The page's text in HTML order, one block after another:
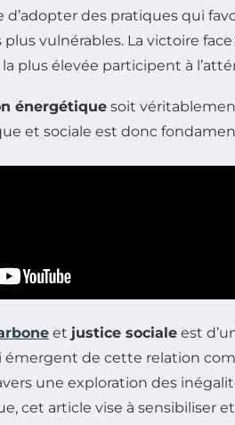
des pratiques qui
vulnérables. La victoire
plus élevée participent à
énergétique soit
et sociale est donc
et justice sociale est
de cette relation
une exploration des
cet article vise à sensibiliser